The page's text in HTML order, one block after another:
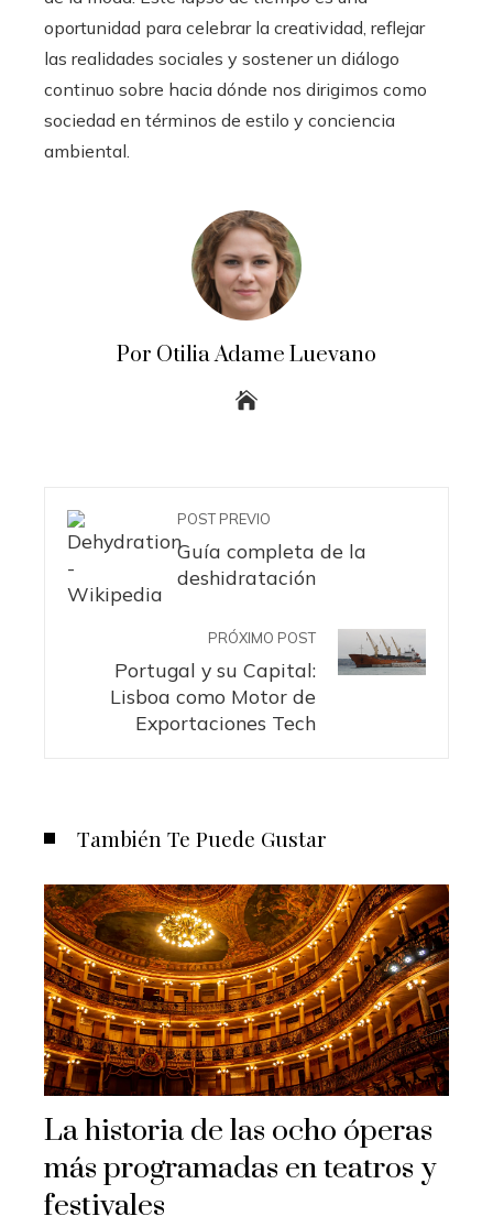
oportunidad para celebrar la creatividad, reflejar
las realidades sociales y sostener un diálogo
continuo sobre hacia dónde nos dirigimos como
sociedad en términos de estilo y conciencia
ambiental.
Por Otilia Adame Luevano
POST PREVIO
Guía completa de la
deshidratación
PRÓXIMO POST
Portugal y su Capital:
Lisboa como Motor de
Exportaciones Tech
También Te Puede Gustar
La historia de las ocho óperas
más programadas en teatros y
festivales